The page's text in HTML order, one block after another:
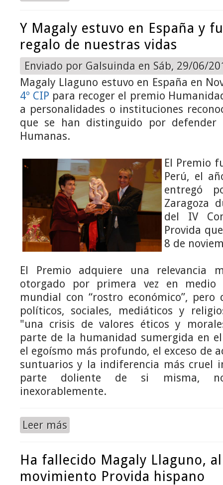
Y Magaly estuvo en España y
regalo de nuestras vidas
Enviado por Galsuinda en Sáb, 29/06/
Magaly Llaguno estuvo en España en
4º CIP para recoger el premio
a personalidades o instituciones
que se han distinguido por
Humanas.
El Premio
Perú, el
entregó
Zaragoza
del IV
Provida
8 de
El Premio adquiere una relevancia
otorgado por primera vez en
mundial con “rostro económico”,
políticos, sociales, mediáticos y
"una crisis de valores éticos y
parte de la humanidad sumergida en
el egoísmo más profundo, el exceso de
suntuarios y la indiferencia más cruel
parte doliente de si misma,
inexorablemente.
Leer más
Ha fallecido Magaly Llaguno,
movimiento Provida hispano